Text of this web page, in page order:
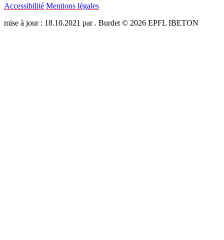
Accessibilité Mentions légales
mise à jour : 18.10.2021 par . Burdet © 2026 EPFL IBETON